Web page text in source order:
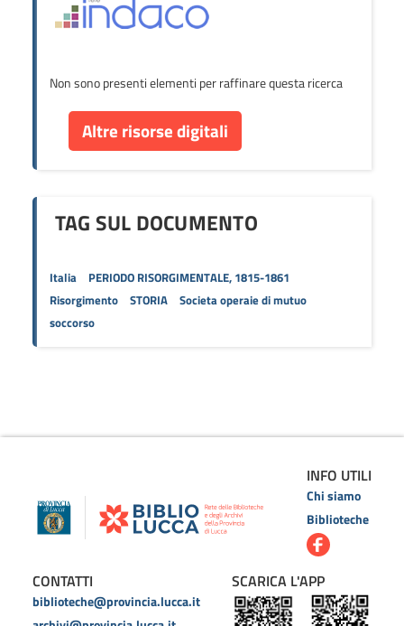
Non sono presenti elementi per raffinare questa ricerca
Altre risorse digitali
TAG SUL DOCUMENTO
Italia
PERIODO RISORGIMENTALE, 1815-1861
Risorgimento
STORIA
Societa operaie di mutuo
soccorso
INFO UTILI
Chi siamo
Biblioteche
CONTATTI
biblioteche@provincia.lucca.it
SCARICA L'APP